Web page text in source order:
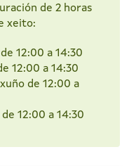
de 2 horas
xeito:
12:00 a 14:30
12:00 a 14:30
de 12:00 a
12:00 a 14:30